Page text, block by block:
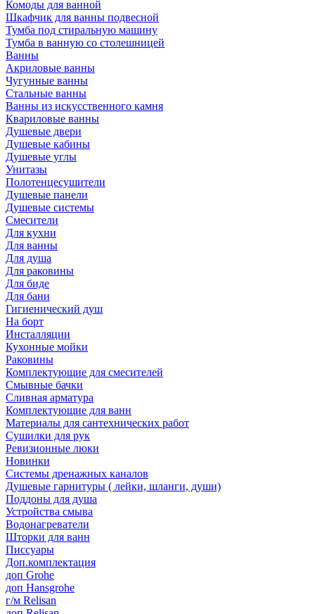
Комоды для ванной
Шкафчик для ванны подвесной
Тумба под стиральную машину
Тумба в ванную со столешницей
Ванны
Акриловые ванны
Чугунные ванны
Стальные ванны
Ванны из искусственного камня
Квариловые ванны
Душевые двери
Душевые кабины
Душевые углы
Унитазы
Полотенцесушители
Душевые панели
Душевые системы
Смесители
Для кухни
Для ванны
Для душа
Для раковины
Для биде
Для бани
Гигиенический душ
На борт
Инсталляции
Кухонные мойки
Раковины
Комплектующие для смесителей
Смывные бачки
Сливная арматура
Комплектующие для ванн
Материалы для сантехнических работ
Сушилки для рук
Ревизионные люки
Новинки
Системы дренажных каналов
Душевые гарнитуры ( лейки, шланги, души)
Поддоны для душа
Устройства смыва
Водонагреватели
Шторки для ванн
Писсуары
Доп.комплектация
доп Grohe
доп Hansgrohe
г/м Relisan